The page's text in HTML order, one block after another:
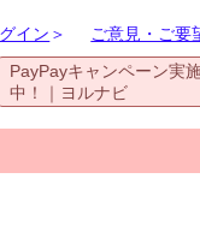
イン ＞
ご意見・ご要
PayPayキャンペーン実
中！｜ヨルナビ